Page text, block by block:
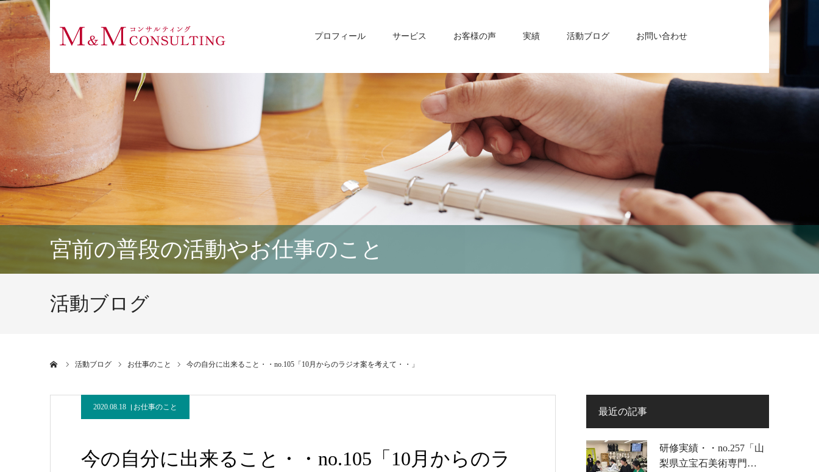
プロフィール サービス お客様の声 実績 活動ブログ お問い合わせ
宮前の普段の活動やお仕事のこと
活動ブログ
活動ブログ お仕事のこと 今の自分に出来ること・・no.105「10月からのラジオ案を考えて・・」
2020.08.18 お仕事のこと
今の自分に出来ること・・no.105「10月からのラ
最近の記事
研修実績・・no.257「山
梨県立宝石美術専門…